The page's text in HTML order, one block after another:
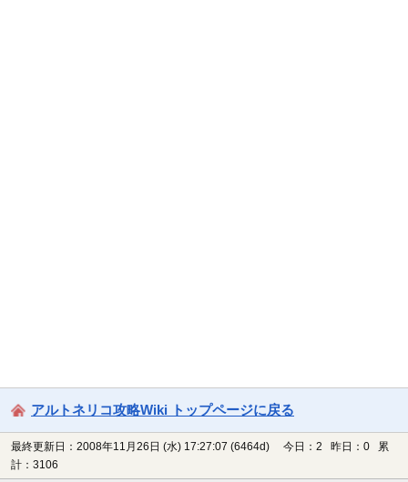
アルトネリコ攻略Wiki トップページに戻る
最終更新日：2008年11月26日 (水) 17:27:07 (6464d)
今日：2 昨日：0 累
計：3106